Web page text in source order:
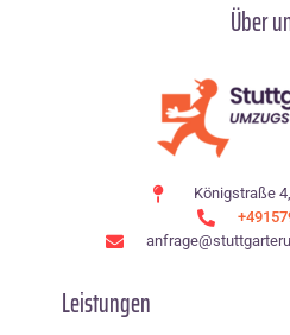
Über
Königstraße
Leistungen